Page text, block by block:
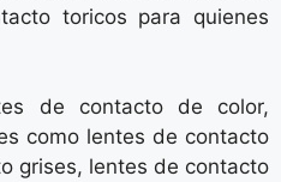
toricos para quienes
de contacto de color,
como lentes de contacto
grises, lentes de contacto